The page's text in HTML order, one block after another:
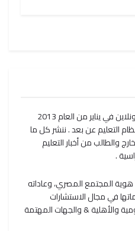
تأسست منصة واكاديمية كتاتيب اونلاين في يناير من العام 2013
التعليم عن بعد . ننشر كل ما
والطالب من أخبار التعليم
.
المجتمع المصري، وعاداته
في مجال الاستشارات
والأهلية & والجهات المهتمة